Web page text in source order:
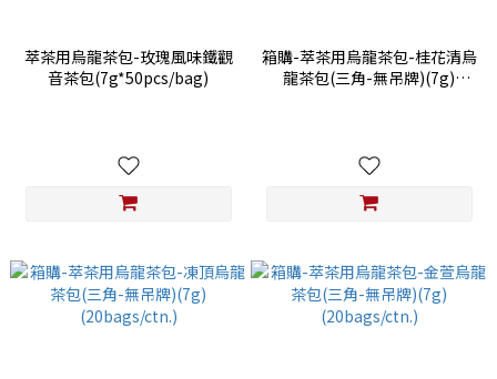
萃茶用烏龍茶包-玫瑰風味鐵觀
音茶包(7g*50pcs/bag)
箱購-萃茶用烏龍茶包-桂花清烏
龍茶包(三角-無吊牌)(7g)